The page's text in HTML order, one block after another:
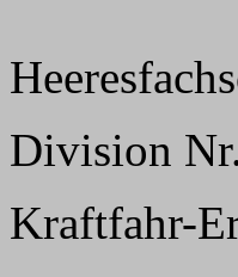
Division
Kraftfahr-